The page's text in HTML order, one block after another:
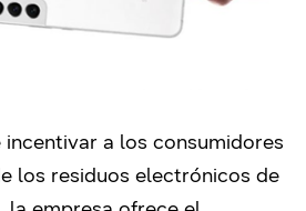
a los consumidores
los residuos electrónicos de